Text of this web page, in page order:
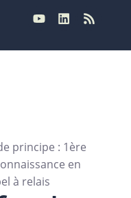
principe : 1ère
en
à relais